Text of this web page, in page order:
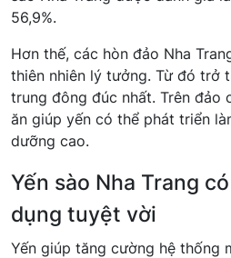
56,9%.
Hơn thế, các hòn đảo Nha
thiên nhiên lý tưởng. Từ đó trở
trung đông đúc nhất. Trên đảo
ăn giúp yến có thể phát triển
dưỡng cao.
Yến sào Nha Trang
dụng tuyệt vời
Yến giúp tăng cường hệ thống